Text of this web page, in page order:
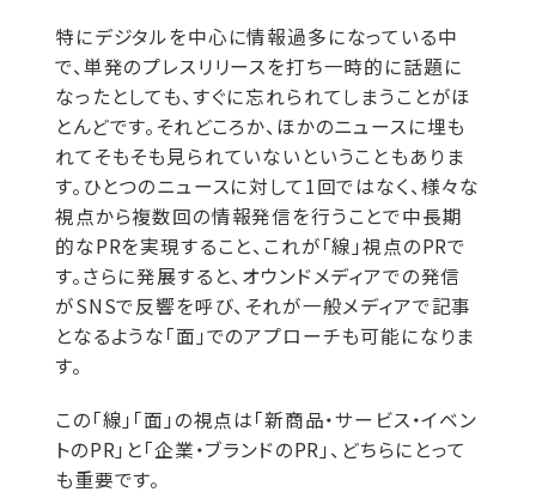
特にデジタルを中心に情報過多になっている中
で、単発のプレスリリースを打ち一時的に話題に
なったとしても、すぐに忘れられてしまうことがほ
とんどです。それどころか、ほかのニュースに埋も
れてそもそも見られていないということもありま
す。ひとつのニュースに対して1回ではなく、様々な
視点から複数回の情報発信を行うことで中長期
的なPRを実現すること、これが「線」視点のPRで
す。さらに発展すると、オウンドメディアでの発信
がSNSで反響を呼び、それが一般メディアで記事
となるような「面」でのアプローチも可能になりま
す。
この「線」「面」の視点は「新商品・サービス・イベン
トのPR」と「企業・ブランドのPR」、どちらにとって
も重要です。